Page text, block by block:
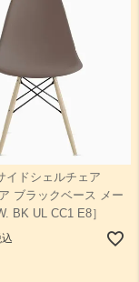
イドシェルチェア
ブラックベース メー
BK UL CC1 E8］